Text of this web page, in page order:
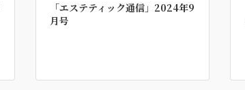
「エステティック通信」2024年9
月号